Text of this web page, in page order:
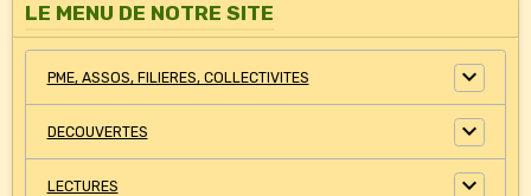
LE MENU DE NOTRE SITE
PME, ASSOS, FILIERES, COLLECTIVITES
DECOUVERTES
LECTURES